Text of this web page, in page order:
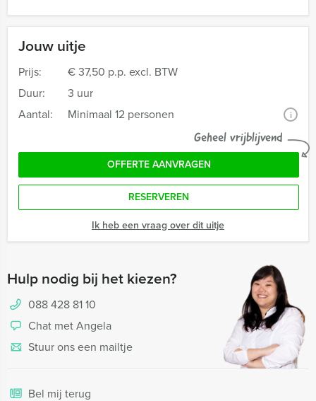
Jouw uitje
Prijs:
€ 37,50 p.p. excl. BTW
Duur:
3 uur
Aantal:
Minimaal 12 personen i
Geheel vrijblijvend
OFFERTE AANVRAGEN
RESERVEREN
Ik heb een vraag over dit uitje
Hulp nodig bij het kiezen?
088 428 81 10
Chat met Angela
Stuur ons een mailtje
Bel mij terug